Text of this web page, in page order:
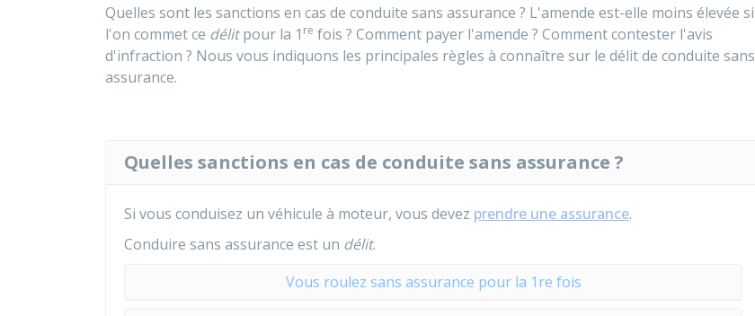
Quelles sont les sanctions en cas de conduite sans assurance ? L'amende est-elle moins élevée si
l'on commet ce délitpour la 1 re fois ? Comment payer l'amende ? Comment contester l'avis
d'infraction ? Nous vous indiquons les principales règles à connaître sur le délit de conduite sans
assurance.
Quelles sanctions en cas de conduite sans assurance ?
Si vous conduisez un véhicule à moteur, vous devez prendre une assurance.
Conduire sans assurance est un délit.
Vous roulez sans assurance pour la 1re fois